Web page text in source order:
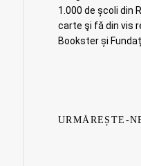
1.000 de școli din
carte şi fǎ din vis
Bookster și
URMĂREȘTE-